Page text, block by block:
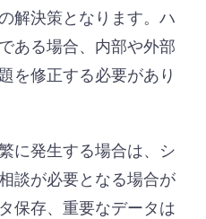
解決策となります。ハ
ある場合、内部や外部
を修正する必要があり
に発生する場合は、シ
談が必要となる場合が
保存、重要なデータは